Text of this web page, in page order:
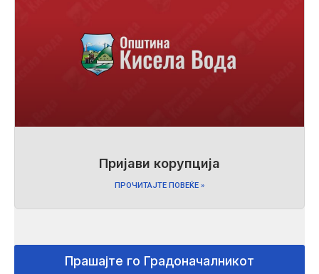
Пријави корупција
ПРОЧИТАЈТЕ ПОВЕЌЕ »
Прашајте го Градоначалникот